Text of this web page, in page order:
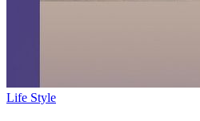
Life Style